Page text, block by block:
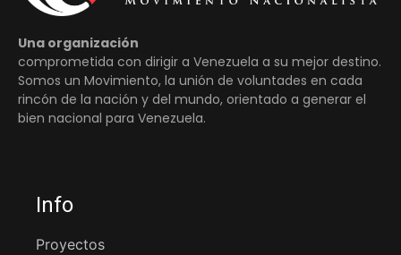
Una organización
comprometida con dirigir a Venezuela a su mejor destino.
Somos un Movimiento, la unión de voluntades en cada
rincón de la nación y del mundo, orientado a generar el
bien nacional para Venezuela.
Info
Proyectos